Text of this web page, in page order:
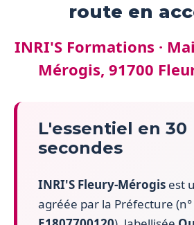
route en
INRI'S Formations ·
Mérogis, 91700
L'essentiel en 30
secondes
INRI'S Fleury-Mérogis est
agréée par la Préfecture (n°